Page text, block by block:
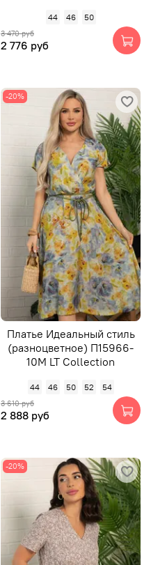
44 46 50
3 470 руб
2 776 руб
-20%
Платье Идеальный стиль
(разноцветное) П15966-
10М LT Collection
44 46 50 52 54
3 610 руб
2 888 руб
-20%